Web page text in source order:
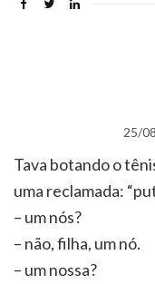
25/
Tava botando o
uma reclamada:
– um nós?
– não, filha, um nó.
– um nossa?